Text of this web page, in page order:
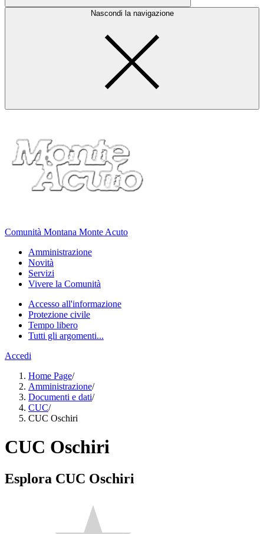
Nascondi la navigazione
Comunità Montana Monte Acuto
Amministrazione
Novità
Servizi
Vivere la Comunità
Accesso all'informazione
Protezione civile
Tempo libero
Tutti gli argomenti...
Accedi
Home Page/
Amministrazione/
Documenti e dati/
CUC/
CUC Oschiri
CUC Oschiri
Esplora CUC Oschiri